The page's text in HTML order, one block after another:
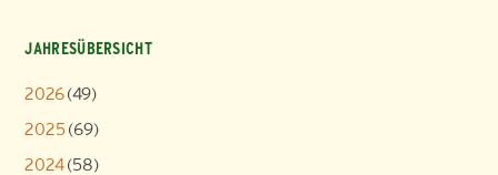
JAHRESÜBERSICHT
2026(49)
2025 (69)
2024(58)